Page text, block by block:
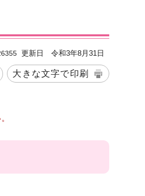
更新日 令和3年8月31日
大きな文字で印刷